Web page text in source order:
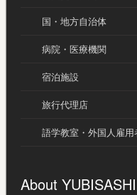
国・地方自治体
病院・医療機関
宿泊施設
旅行代理店
語学教室・外国人雇用
About YUBISASHI